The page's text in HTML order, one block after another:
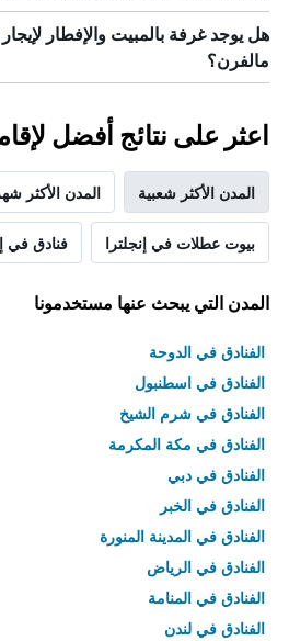
هل يوجد غرفة بالمبيت والإفطار
مالفرن؟
اعثر على نتائج أفضل
المدن الأكثر شعبية المدن الأكثر
بيوت عطلات في إنجلترا فنادق في
المدن التي يبحث عنها مستخدمونا
الفنادق في الدوحة
الفنادق في اسطنبول
الفنادق في شرم الشيخ
الفنادق في مكة المكرمة
الفنادق في دبي
الفنادق في الخبر
الفنادق في المدينة المنورة
الفنادق في الرياض
الفنادق في المنامة
الفنادق في لندن